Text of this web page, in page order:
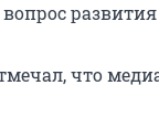
что